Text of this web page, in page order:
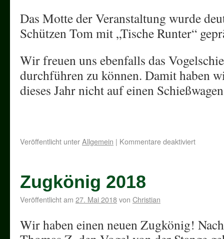
Das Motte der Veranstaltung wurde
Schützen Tom mit „Tische Runter“
Wir freuen uns ebenfalls das
durchführen zu können. Damit haben
dieses Jahr nicht auf einen
Veröffentlicht unterAllgemein | Kommentare deaktiviert
Zugkönig 2018
Veröffentlicht am 27. Mai 2018von Christian
Wir haben einen neuen Zugkönig!